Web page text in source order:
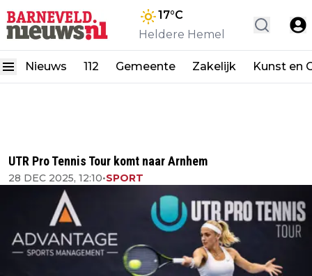
17°C
Heldere Hemel
Nieuws 112 Gemeente Zakelijk Kunst en
UTR Pro Tennis Tour komt naar Arnhem
28 DEC 2025, 12:10•SPORT